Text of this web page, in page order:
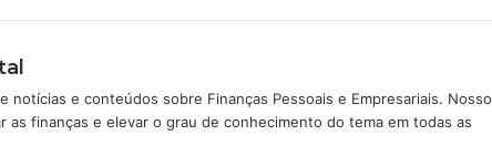
notícias e conteúdos sobre Finanças Pessoais e Empresariais. Nosso
as finanças e elevar o grau de conhecimento do tema em todas as